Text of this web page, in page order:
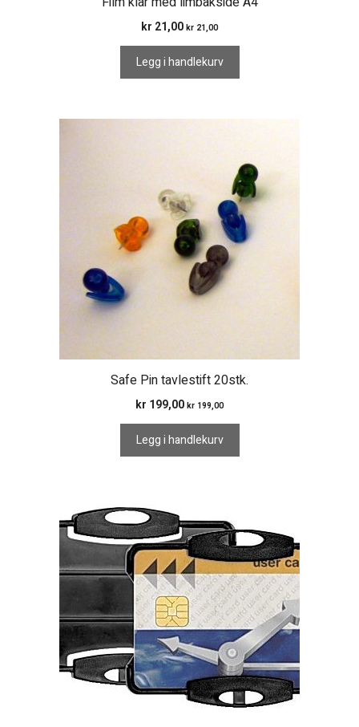
kr 21,00 kr 21,00
Legg i handlekurv
Safe Pin tavlestift 20stk.
kr 199,00 kr 199,00
Legg i handlekurv